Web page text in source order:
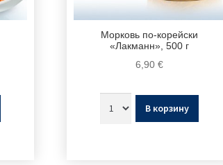
Морковь по-корейски
«Лакманн», 500 г
6,90€
В корзину